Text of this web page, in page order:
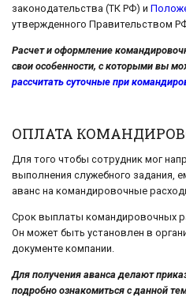
законодательства (ТК РФ) и
утвержденного Правительством
Расчет и оформление
свои особенности, с которыми вы
рассчитать суточные при
ОПЛАТА
Для того чтобы сотрудник мог
выполнения служебного задания,
аванс на командировочные
Срок выплаты командировочных
Он может быть установлен в
документе компании.
Для получения аванса делают
подробно ознакомиться с данной